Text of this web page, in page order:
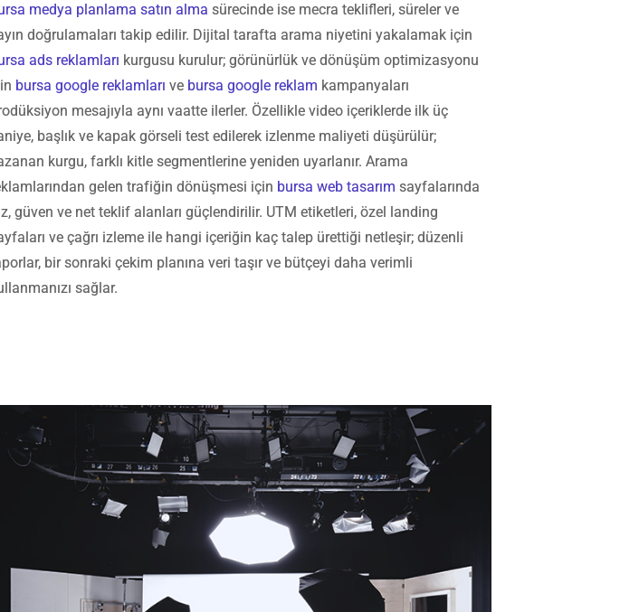
medya planlama satın alma sürecinde ise mecra teklifleri, süreler ve
doğrulamaları takip edilir. Dijital tarafta arama niyetini yakalamak için
ads reklamları kurgusu kurulur; görünürlük ve dönüşüm optimizasyonu
bursa google reklamları ve bursa google reklam kampanyaları
mesajıyla aynı vaatte ilerler. Özellikle video içeriklerde ilk üç
başlık ve kapak görseli test edilerek izlenme maliyeti düşürülür;
kurgu, farklı kitle segmentlerine yeniden uyarlanır. Arama
gelen trafiğin dönüşmesi için bursa web tasarım sayfalarında
güven ve net teklif alanları güçlendirilir. UTM etiketleri, özel landing
ve çağrı izleme ile hangi içeriğin kaç talep ürettiği netleşir; düzenli
bir sonraki çekim planına veri taşır ve bütçeyi daha verimli
sağlar.